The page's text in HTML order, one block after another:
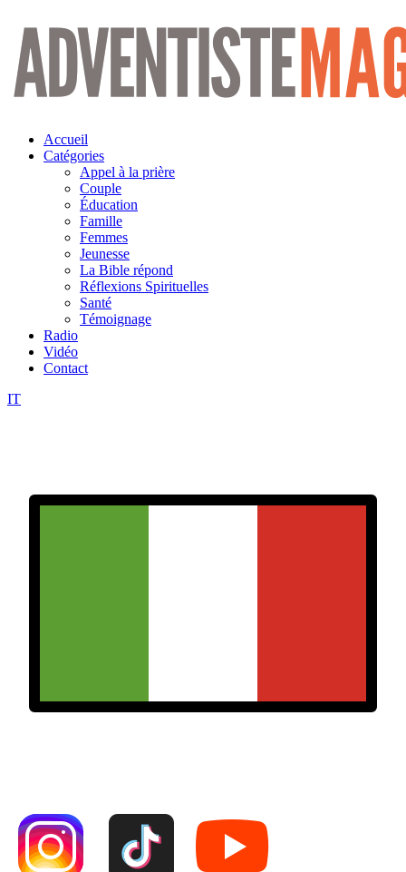
Aller
contenu
Accueil
Catégories
Appel à la prière
Couple
Éducation
Famille
Femmes
Jeunesse
La Bible répond
Réflexions Spirituelles
Santé
Témoignage
Radio
Vidéo
Contact
IT